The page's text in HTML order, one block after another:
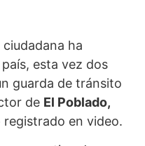
ha
esta vez dos
guarda de tránsito
de El Poblado,
registrado en video.